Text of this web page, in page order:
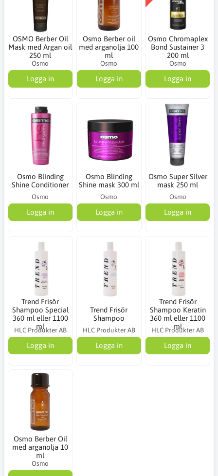
OSMO Berber Oil
Mask med Argan oil
250 ml
Osmo
Logga in
Osmo Berber oil
med arganolja 100
ml
Osmo
Logga in
Osmo Chromaplex
Bond Sustainer 3
200 ml
Osmo
Logga in
Osmo Blinding
Shine Conditioner
Osmo
Logga in
Osmo Blinding
Shine mask 300 ml
Osmo
Logga in
Osmo Super Silver
mask 250 ml
Osmo
Logga in
Trend Frisör
Shampoo Special
360 ml eller 1100
ml
HLC Produkter AB
Logga in
Trend Frisör
Shampoo
HLC Produkter AB
Logga in
Trend Frisör
Shampoo Keratin
360 ml eller 1100
ml
HLC Produkter AB
Logga in
Osmo Berber Oil
med arganolja 10
ml
Osmo